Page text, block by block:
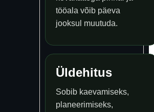
tööala võib päeva
jooksul muutuda.
Üldehitus
Sobib kaevamiseks,
planeerimiseks,